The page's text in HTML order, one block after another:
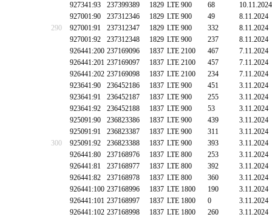
927341:93
237399389 1829 LTE 900 68
10.11.2024
927001:90
237312346 1829 LTE 900 49
8.11.2024
290
927001:91 237312347 1829 LTE 900 332
8.11.2024
927001:92
237312348 1829 LTE 900 237
8.11.2024
926441:200 237169096 1837 LTE 2100 467
7.11.2024
926441:201 237169097 1837 LTE 2100 457
7.11.2024
926441:202 237169098 1837 LTE 2100 234
7.11.2024
923641:90
236452186 1837 LTE 900 451
3.11.2024
923641:91
236452187 1837 LTE 900 255
3.11.2024
923641:92
236452188 1837 LTE 900 53
3.11.2024
925091:90
236823386 1837 LTE 900 439
3.11.2024
925091:91
236823387 1837 LTE 900 311
3.11.2024
300
925091:92 236823388 1837 LTE 900 393
3.11.2024
926441:80
237168976 1837 LTE 800 253
3.11.2024
926441:81
237168977 1837 LTE 800 392
3.11.2024
926441:82
237168978 1837 LTE 800 360
3.11.2024
926441:100 237168996 1837 LTE 1800 190
3.11.2024
926441:101 237168997 1837 LTE 1800 0
3.11.2024
926441:102 237168998 1837 LTE 1800 260
3.11.2024